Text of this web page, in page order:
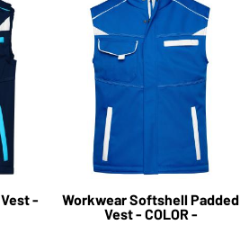
-
Workwear Softshell Padded
Vest - COLOR -